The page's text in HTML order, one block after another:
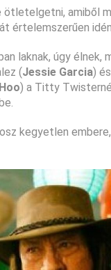
ötletelgetni, amiből
értelemszerűen
laknak, úgy élnek,
(Jessie Garcia)
) a Titty
kegyetlen